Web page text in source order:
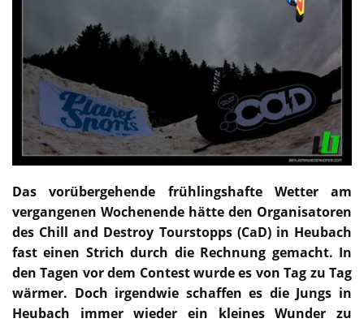
Das vorübergehende frühlingshafte Wetter am
vergangenen Wochenende hätte den Organisatoren
des Chill and Destroy Tourstopps (CaD) in Heubach
fast einen Strich durch die Rechnung gemacht. In
den Tagen vor dem Contest wurde es von Tag zu Tag
wärmer. Doch irgendwie schaffen es die Jungs in
Heubach immer wieder ein kleines Wunder zu